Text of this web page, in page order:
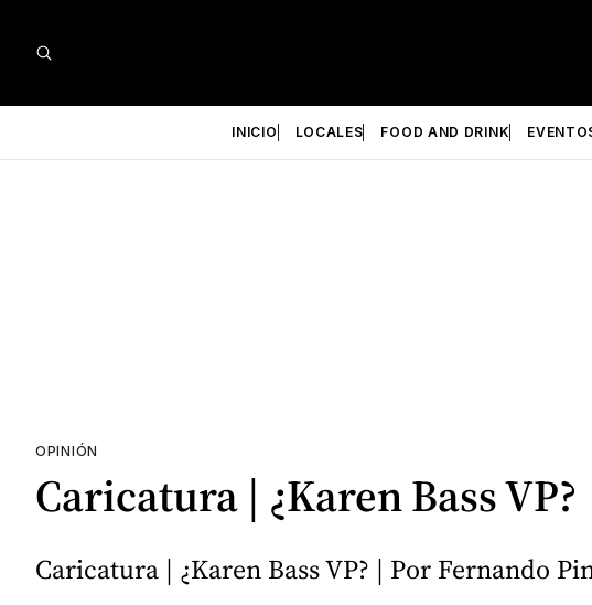
INICIO LOCALES FOOD AND DRINK
OPINIÓN
Caricatura | ¿Karen Bass VP?
Caricatura | ¿Karen Bass VP? | Por Fernando